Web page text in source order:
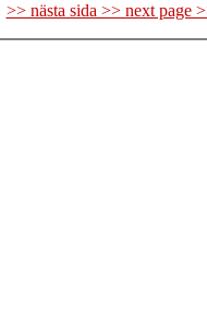
>> nästa sida >> next page